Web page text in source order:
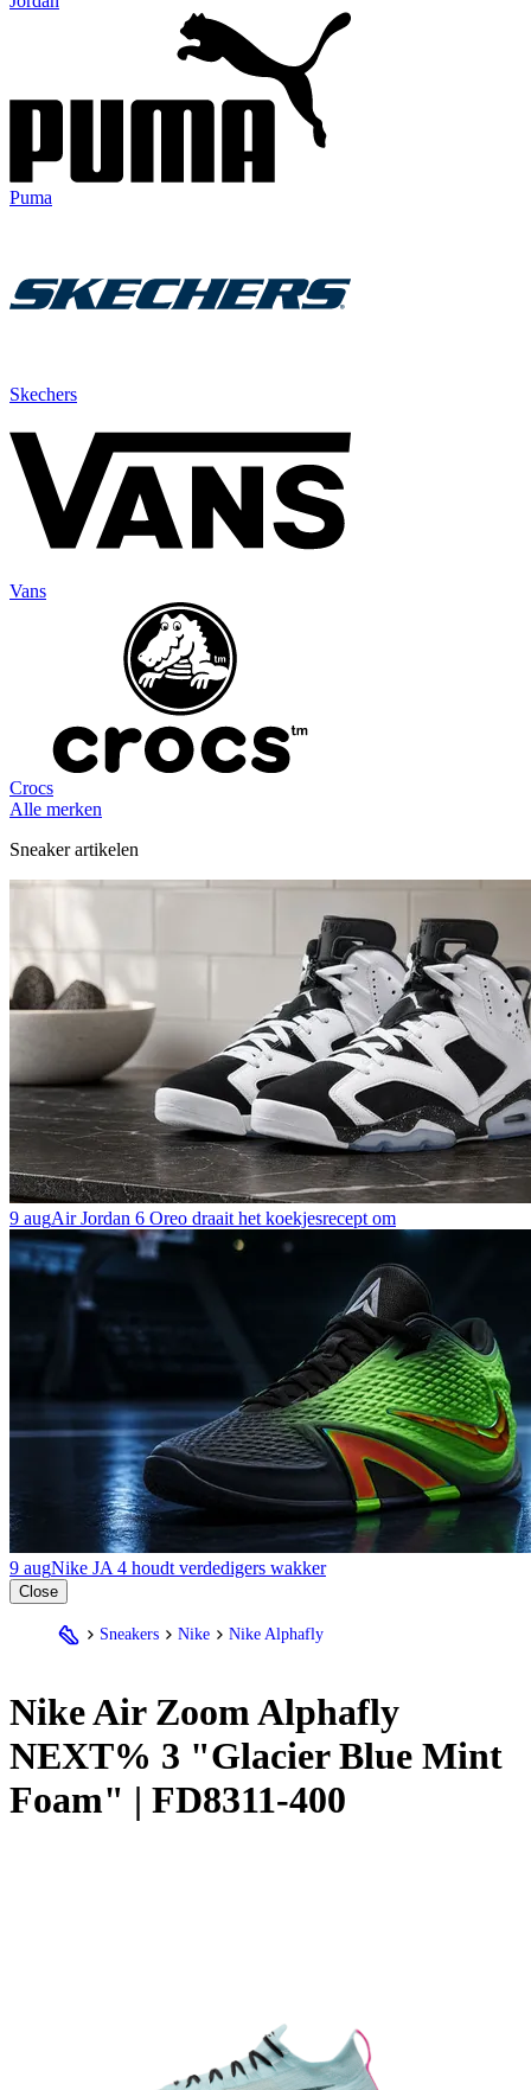
Puma
Skechers
Vans
Crocs
Alle merken
Sneaker artikelen
9 augAir Jordan 6 Oreo draait het koekjesrecept om
9 augNike JA 4 houdt verdedigers wakker
Close
Sneakers Nike Nike Alphafly
NikeAir Zoom Alphafly
NEXT% 3 "Glacier Blue Mint
Foam" | FD8311-400